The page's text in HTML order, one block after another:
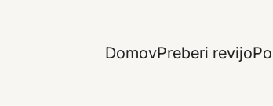
DomovPreberi revijo